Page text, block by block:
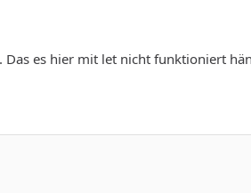
es hier mit let nicht funktioniert